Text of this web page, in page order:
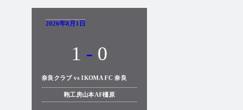
2026年8月1日
1 - 0
鞄工房山本AF橿原
奈良クラブ vs IKOMA FC 奈良